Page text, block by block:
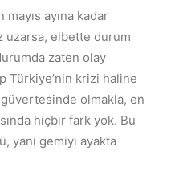
ayına kadar
uzarsa, elbette durum
zaten olay
Türkiye’nin krizi haline
olmakla, en
hiçbir fark yok. Bu
yani gemiyi ayakta